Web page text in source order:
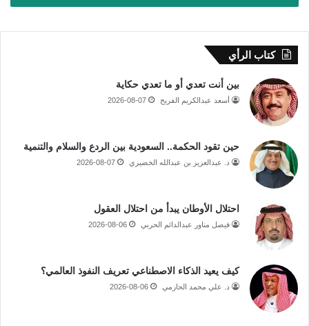
كتاب الرأي
بين أنت تعدي أو ما تعدي حكاية
أسعد عبدالكريم الفريح 2026-08-07
حين تقود الحكمة.. السعودية بين الردع والسلام والتنمية
د. عبدالعزيز بن عبدالله الخضيري 2026-08-07
احتلال الأوطان يبدأ من احتلال العقول
فيصل مناور عبدالدائم الحربي 2026-08-06
كيف يعيد الذكاء الاصطناعي تعريف النفوذ العالمي؟
د. علي محمد الحازمي 2026-08-06